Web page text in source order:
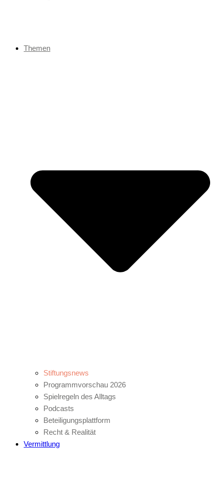
Themen
Stiftungsnews
Programmvorschau 2026
Spielregeln des Alltags
Podcasts
Beteiligungsplattform
Recht & Realität
Vermittlung